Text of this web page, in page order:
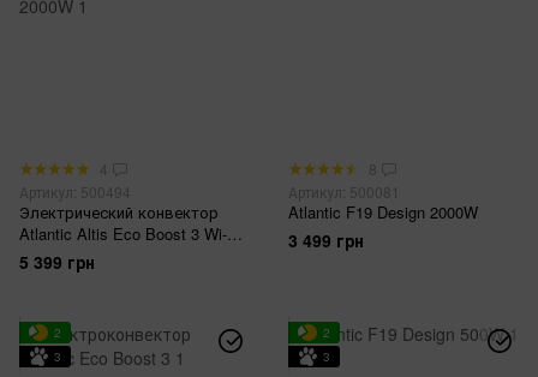
4
Артикул: 500494
Электрический конвектор
Atlantic Altis Eco Boost 3 Wi-Fi
CHG-BD1/Wi-Fi 2000W
5 399 грн
8
Артикул: 500081
Atlantic F19 Design 2000W
3 499 грн
2
3
2
3